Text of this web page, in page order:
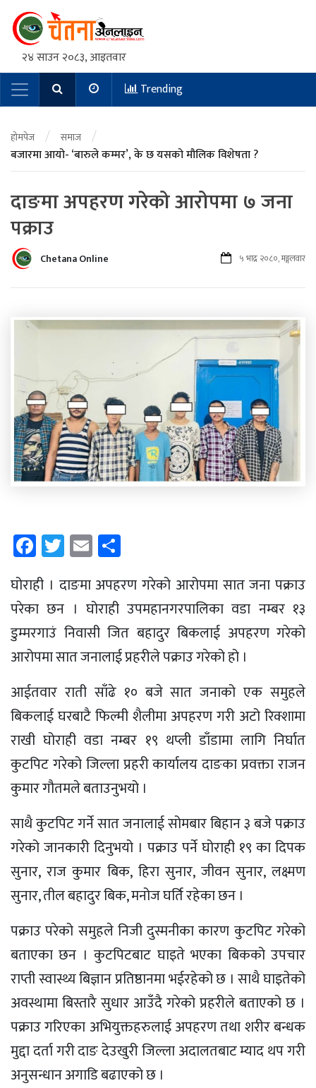
२४ साउन २०८३, आइतवार
Main NavigationTrending
होमपेज / समाज /
बजारमा आयो- ‘बारुले कम्मर’, के छ यसको मौलिक विशेषता ?
दाङमा अपहरण गरेको आरोपमा ७ जना
पक्राउ
Chetana Online ५ भाद्र २०८०, मङ्गलवार
Facebook
Twitter
Email
घोराही । दाङमा अपहरण गरेको आरोपमा सात जना पक्राउ
परेका छन । घोराही उपमहानगरपालिका वडा नम्बर १३
डुम्मरगाउं निवासी जित बहादुर बिकलाई अपहरण गरेको
आरोपमा सात जनालाई प्रहरीले पक्राउ गरेको हो ।
आईतवार राती साँढे १० बजे सात जनाको एक समुहले
बिकलाई घरबाटै फिल्मी शैलीमा अपहरण गरी अटो रिक्शामा
राखी घोराही वडा नम्बर १९ थप्ली डाँडामा लागि निर्घात
कुटपिट गरेको जिल्ला प्रहरी कार्यालय दाङका प्रवक्ता राजन
कुमार गौतमले बताउनुभयो ।
साथै कुटपिट गर्ने सात जनालाई सोमबार बिहान ३ बजे पक्राउ
गरेको जानकारी दिनुभयो । पक्राउ पर्ने घोराही १९ का दिपक
सुनार, राज कुमार बिक, हिरा सुनार, जीवन सुनार, लक्ष्मण
सुनार, तील बहादुर बिक, मनोज घर्ति रहेका छन ।
पक्राउ परेको समुहले निजी दुस्मनीका कारण कुटपिट गरेको
बताएका छन । कुटपिटबाट घाइते भएका बिकको उपचार
राप्ती स्वास्थ्य बिज्ञान प्रतिष्ठानमा भईरहेको छ । साथै घाइतेको
अवस्थामा बिस्तारै सुधार आउँदै गरेको प्रहरीले बताएको छ ।
पक्राउ गरिएका अभियुक्तहरुलाई अपहरण तथा शरीर बन्धक
मुद्दा दर्ता गरी दाङ देउखुरी जिल्ला अदालतबाट म्याद थप गरी
अनुसन्धान अगाडि बढाएको छ ।